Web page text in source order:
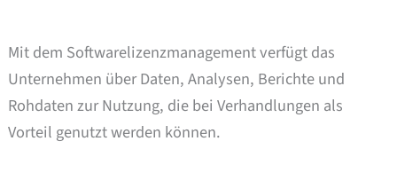
Mit dem Softwarelizenzmanagement verfügt das
Unternehmen über Daten, Analysen, Berichte und
Rohdaten zur Nutzung, die bei Verhandlungen als
Vorteil genutzt werden können.